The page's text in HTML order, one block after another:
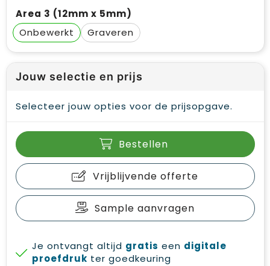
Area 3 (12mm x 5mm)
Onbewerkt
Graveren
Jouw selectie en prijs
Selecteer jouw opties voor de prijsopgave.
Bestellen
Vrijblijvende offerte
Sample aanvragen
Je ontvangt altijd gratis een digitale
proefdruk ter goedkeuring